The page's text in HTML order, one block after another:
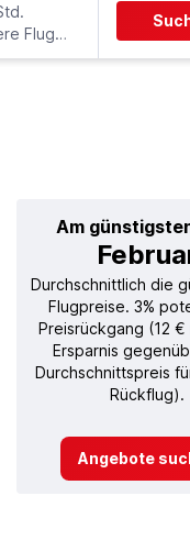
Fluglinien
Am
Durchschnittlich die
Flugpreise. 3%
Preisrückgang (12 €
Ersparnis
Durchschnittspreis
Rückflug).
Angebote